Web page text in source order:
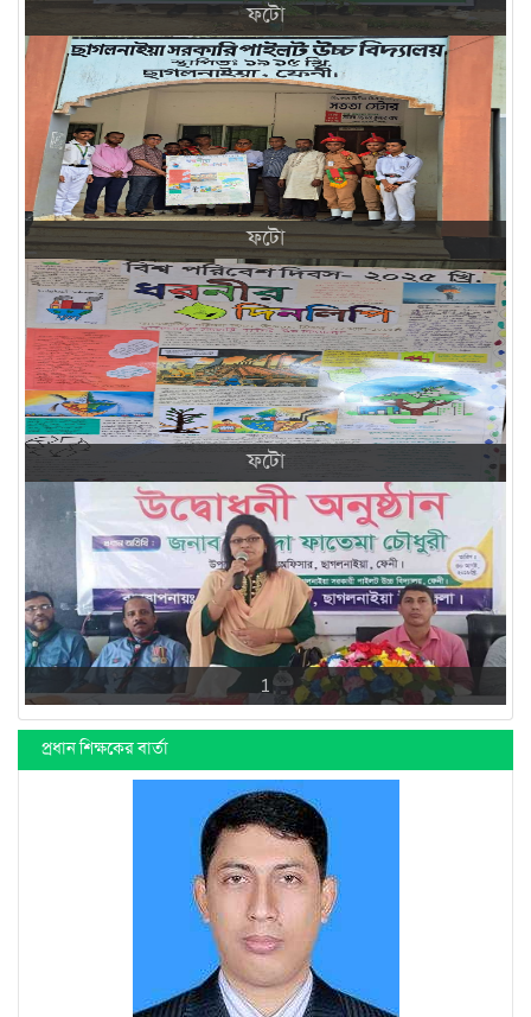
ফটো
ফটো
ফটো
1
প্রধান শিক্ষকের বার্তা